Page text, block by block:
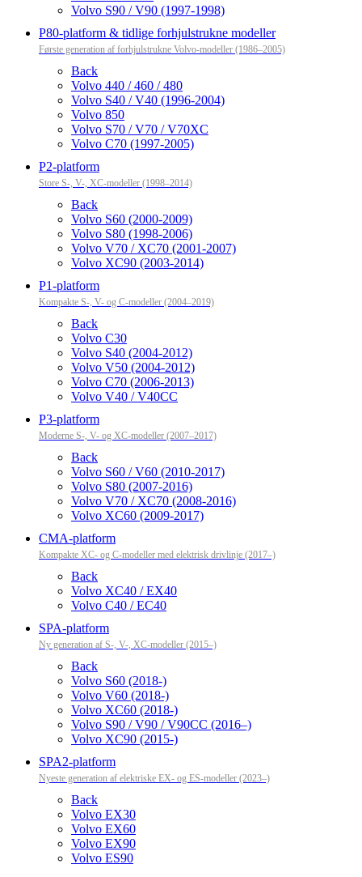
Volvo S90 / V90 (1997-1998)
P80-platform & tidlige forhjulstrukne modeller
Første generation af forhjulstrukne Volvo-modeller (1986–2005)
Back
Volvo 440 / 460 / 480
Volvo S40 / V40 (1996-2004)
Volvo 850
Volvo S70 / V70 / V70XC
Volvo C70 (1997-2005)
P2-platform
Store S-, V-, XC-modeller (1998–2014)
Back
Volvo S60 (2000-2009)
Volvo S80 (1998-2006)
Volvo V70 / XC70 (2001-2007)
Volvo XC90 (2003-2014)
P1-platform
Kompakte S-, V- og C-modeller (2004–2019)
Back
Volvo C30
Volvo S40 (2004-2012)
Volvo V50 (2004-2012)
Volvo C70 (2006-2013)
Volvo V40 / V40CC
P3-platform
Moderne S-, V- og XC-modeller (2007–2017)
Back
Volvo S60 / V60 (2010-2017)
Volvo S80 (2007-2016)
Volvo V70 / XC70 (2008-2016)
Volvo XC60 (2009-2017)
CMA-platform
Kompakte XC- og C-modeller med elektrisk drivlinje (2017–)
Back
Volvo XC40 / EX40
Volvo C40 / EC40
SPA-platform
Ny generation af S-, V-, XC-modeller (2015–)
Back
Volvo S60 (2018-)
Volvo V60 (2018-)
Volvo XC60 (2018-)
Volvo S90 / V90 / V90CC (2016–)
Volvo XC90 (2015-)
SPA2-platform
Nyeste generation af elektriske EX- og ES-modeller (2023–)
Back
Volvo EX30
Volvo EX60
Volvo EX90
Volvo ES90